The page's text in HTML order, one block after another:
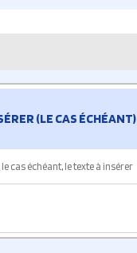
(LE CAS ÉCHÉANT)
cas échéant, le texte à insérer